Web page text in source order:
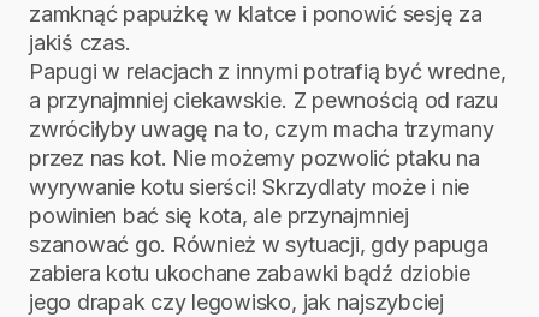
zamknąć papużkę w klatce i ponowić sesję za
jakiś czas.
Papugi w relacjach z innymi potrafią być wredne,
a przynajmniej ciekawskie. Z pewnością od razu
zwróciłyby uwagę na to, czym macha trzymany
przez nas kot. Nie możemy pozwolić ptaku na
wyrywanie kotu sierści! Skrzydlaty może i nie
powinien bać się kota, ale przynajmniej
szanować go. Również w sytuacji, gdy papuga
zabiera kotu ukochane zabawki bądź dziobie
jego drapak czy legowisko, jak najszybciej